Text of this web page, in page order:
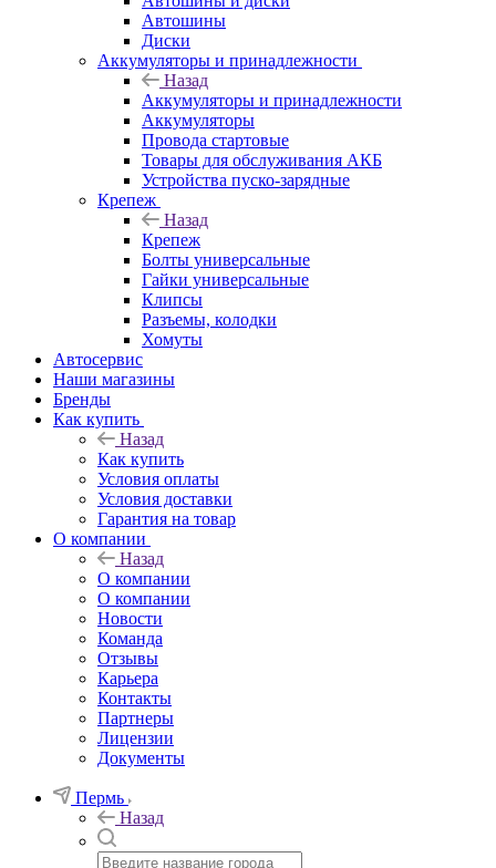
Автошины
Диски
Аккумуляторы и принадлежности
Назад
Аккумуляторы и принадлежности
Аккумуляторы
Провода стартовые
Товары для обслуживания АКБ
Устройства пуско-зарядные
Крепеж
Назад
Крепеж
Болты универсальные
Гайки универсальные
Клипсы
Разъемы, колодки
Хомуты
Автосервис
Наши магазины
Бренды
Как купить
Назад
Как купить
Условия оплаты
Условия доставки
Гарантия на товар
О компании
Назад
О компании
О компании
Новости
Команда
Отзывы
Карьера
Контакты
Партнеры
Лицензии
Документы
Пермь
Назад